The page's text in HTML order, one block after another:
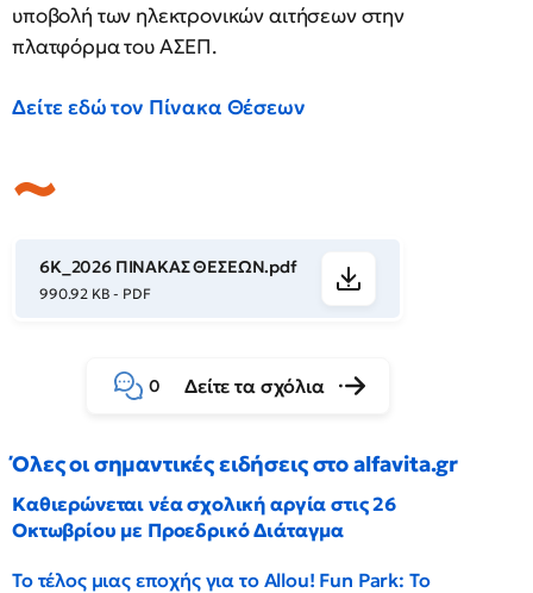
υποβολή των ηλεκτρονικών αιτήσεων στην
πλατφόρμα του ΑΣΕΠ.
Δείτε εδώ τον Πίνακα Θέσεων
6Κ_2026 ΠΙΝΑΚΑΣ ΘΕΣΕΩΝ.pdf
990.92 KB - PDF
0 Δείτε τα σχόλια
Όλες οι σημαντικές ειδήσεις στο alfavita.gr
Καθιερώνεται νέα σχολική αργία στις 26
Οκτωβρίου με Προεδρικό Διάταγμα
Το τέλος μιας εποχής για το Allou! Fun Park: Το